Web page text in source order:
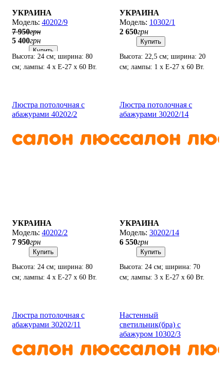
УКРАИНА
40202/9
7 950грн
5 400грн
Купить
Высота: 24 см; ширина: 80
см; лампы: 4 х Е-27 х 60 Вт.
УКРАИНА
10302/1
2 650грн
Купить
Высота: 22,5 см; ширина: 20
см; лампы: 1 х Е-27 х 60 Вт.
Люстра потолочная с
абажурами 40202/2
УКРАИНА
40202/2
7 950грн
Купить
Высота: 24 см; ширина: 80
см; лампы: 4 х Е-27 х 60 Вт.
Люстра потолочная с
абажурами 30202/14
УКРАИНА
30202/14
6 550грн
Купить
Высота: 24 см; ширина: 70
см; лампы: 3 х Е-27 х 60 Вт.
Люстра потолочная с
абажурами 30202/11
Настенный
светильник(бра) с
абажуром 10302/3